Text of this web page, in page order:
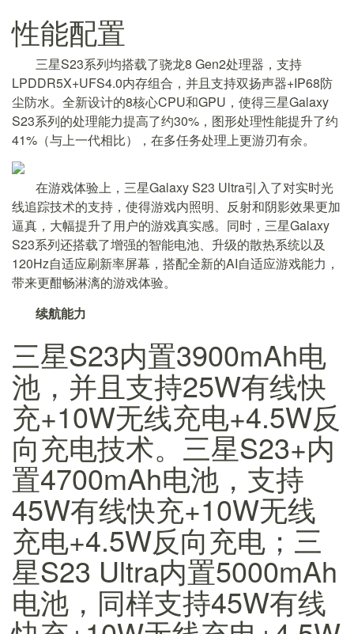
性能配置
三星S23系列均搭载了骁龙8 Gen2处理器，支持
LPDDR5X+UFS4.0内存组合，并且支持双扬声器+IP68防
尘防水。全新设计的8核心CPU和GPU，使得三星Galaxy
S23系列的处理能力提高了约30%，图形处理性能提升了约
41%（与上一代相比），在多任务处理上更游刃有余。
在游戏体验上，三星Galaxy S23 Ultra引入了对实时光
线追踪技术的支持，使得游戏内照明、反射和阴影效果更加
逼真，大幅提升了用户的游戏真实感。同时，三星Galaxy
S23系列还搭载了增强的智能电池、升级的散热系统以及
120Hz自适应刷新率屏幕，搭配全新的AI自适应游戏能力，
带来更酣畅淋漓的游戏体验。
续航能力
三星S23内置3900mAh电
池，并且支持25W有线快
充+10W无线充电+4.5W反
向充电技术。三星S23+内
置4700mAh电池，支持
45W有线快充+10W无线
充电+4.5W反向充电；三
星S23 Ultra内置5000mAh
电池，同样支持45W有线